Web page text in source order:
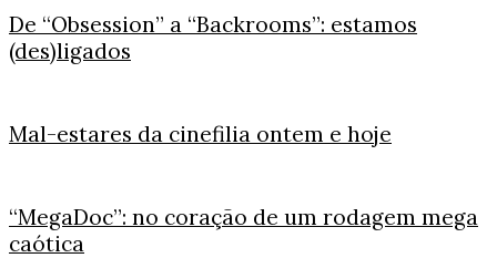
De “Obsession” a “Backrooms”: estamos
(des)ligados
Mal-estares da cinefilia ontem e hoje
“MegaDoc”: no coração de um rodagem mega
caótica